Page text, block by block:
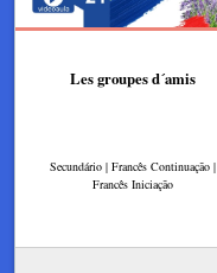
Les groupes d´amis
Secundário | Francês Continuação |
Francês Iniciação